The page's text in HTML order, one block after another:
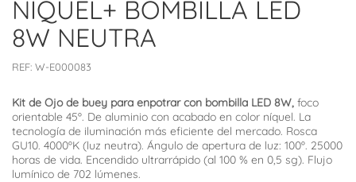
NÍQUEL+ BOMBILLA LED
8W NEUTRA
REF: W-E000083
Kit de Ojo de buey para enpotrar con bombilla LED 8W, foco
orientable 45º. De aluminio con acabado en color níquel. La
tecnología de iluminación más eficiente del mercado. Rosca
GU10. 4000ºK (luz neutra). Ángulo de apertura de luz: 100º. 25000
horas de vida. Encendido ultrarrápido (al 100 % en 0,5 sg). Flujo
lumínico de 702 lúmenes.